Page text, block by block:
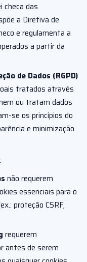
checa das
a Diretiva de
e regulamenta a
a partir da
de Dados (RGPD)
tratados através
ou tratam dados
se os princípios do
e minimização
não requerem
essenciais para o
proteção CSRF,
requerem
antes de serem